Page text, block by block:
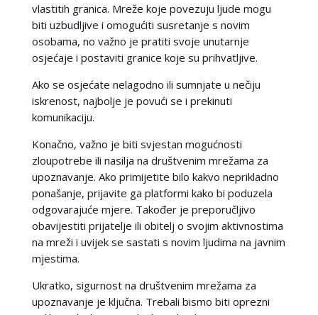
vlastitih granica. Mreže koje povezuju ljude mogu
biti uzbudljive i omogućiti susretanje s novim
osobama, no važno je pratiti svoje unutarnje
osjećaje i postaviti granice koje su prihvatljive.
Ako se osjećate nelagodno ili sumnjate u nečiju
iskrenost, najbolje je povući se i prekinuti
komunikaciju.
Konačno, važno je biti svjestan mogućnosti
zloupotrebe ili nasilja na društvenim mrežama za
upoznavanje. Ako primijetite bilo kakvo neprikladno
ponašanje, prijavite ga platformi kako bi poduzela
odgovarajuće mjere. Također je preporučljivo
obavijestiti prijatelje ili obitelj o svojim aktivnostima
na mreži i uvijek se sastati s novim ljudima na javnim
mjestima.
Ukratko, sigurnost na društvenim mrežama za
upoznavanje je ključna. Trebali bismo biti oprezni